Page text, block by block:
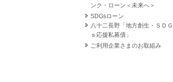
ンク・ローン＜未来へ＞
SDGsローン
八十二長野「地方創生・ＳＤＧ
ｓ応援私募債」
ご利用企業さまのお取組み